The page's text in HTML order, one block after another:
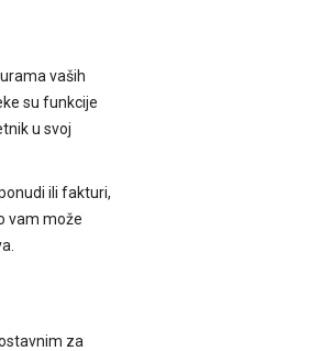
vaših
su funkcije
u svoj
ili fakturi,
vam može
za